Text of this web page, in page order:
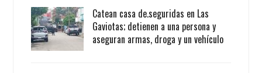
Catean casa de.seguridas en Las
Gaviotas; detienen a una persona y
aseguran armas, droga y un vehículo